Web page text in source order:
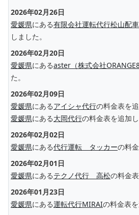
2026年02月26日
愛媛県にある有限会社運転代行松山配
しました。
2026年02月20日
愛媛県にあるaster（株式会社
た。
2026年02月09日
愛媛県にあるアイシャ代行の料金表を
愛媛県にある大岡代行の料金表を追加し
2026年02月02日
愛媛県にある代行運転 タッカーの料
2026年02月01日
愛媛県にあるテクノ代行 高松の料金
2026年01月23日
愛媛県にある運転代行MIRAIの料金表を